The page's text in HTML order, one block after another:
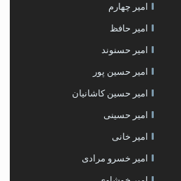
امیر چهارم
امیر حافظ
امیر حسنوند
امیر حسین پور
امیر حسین کاشانیان
امیر حسینی
امیر خانی
امیر خسرو مرادی